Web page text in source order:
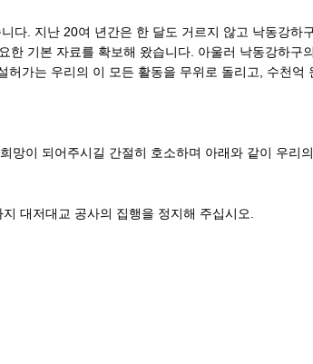
다. 지난 20여 년간은 한 달도 거르지 않고 낙동강하
기본 자료를 확보해 왔습니다. 아울러 낙동강하구
가는 우리의 이 모든 활동을 무위로 돌리고, 수천억
이 되어주시길 간절히 호소하며 아래와 같이 우리
대저대교 공사의 집행을 정지해 주십시오.